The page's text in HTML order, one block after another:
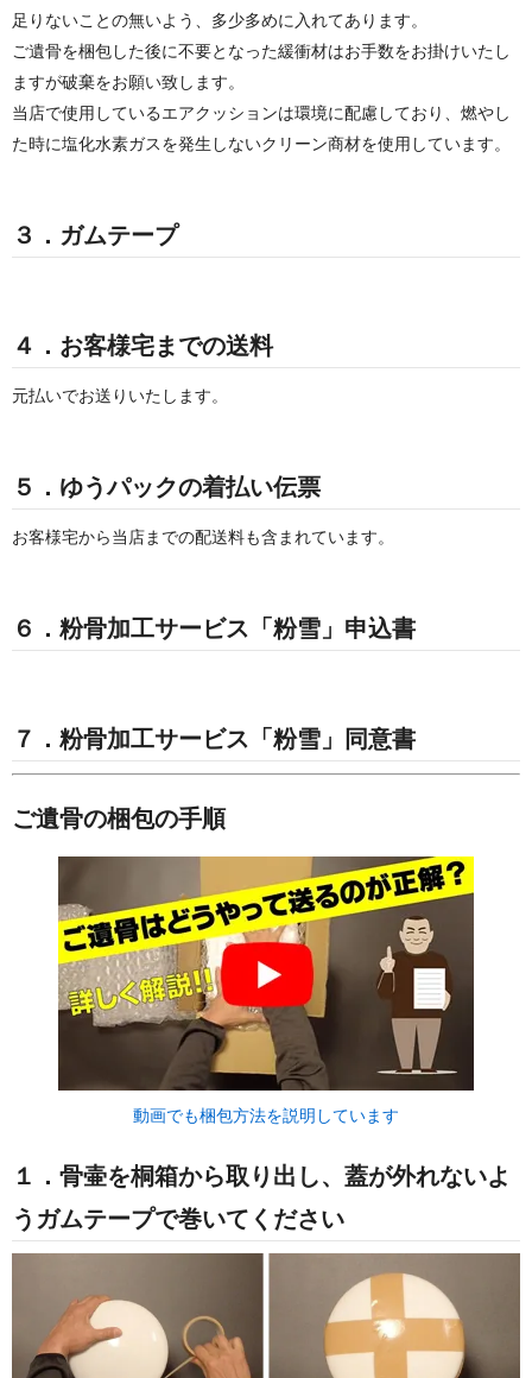
足りないことの無いよう、多少多めに入れてあります。
ご遺骨を梱包した後に不要となった緩衝材はお手数をお掛けいたし
ますが破棄をお願い致します。
当店で使用しているエアクッションは環境に配慮しており、燃やし
た時に塩化水素ガスを発生しないクリーン商材を使用しています。
３．ガムテープ
４．お客様宅までの送料
元払いでお送りいたします。
５．ゆうパックの着払い伝票
お客様宅から当店までの配送料も含まれています。
６．粉骨加工サービス「粉雪」申込書
７．粉骨加工サービス「粉雪」同意書
ご遺骨の梱包の手順
動画でも梱包方法を説明しています
１．骨壷を桐箱から取り出し、蓋が外れないよ
うガムテープで巻いてください